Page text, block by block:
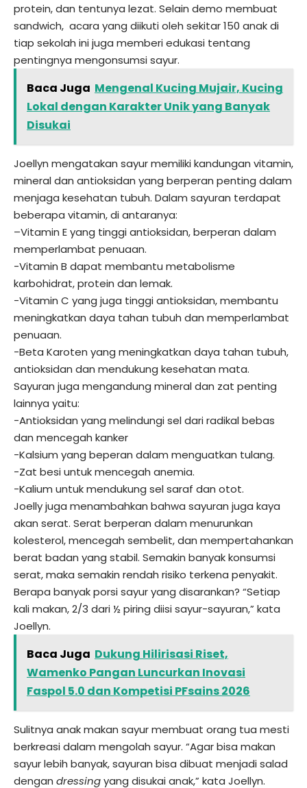
protein, dan tentunya lezat. Selain demo membuat
sandwich, acara yang diikuti oleh sekitar 150 anak di
tiap sekolah ini juga memberi edukasi tentang
pentingnya mengonsumsi sayur.
Baca Juga Mengenal Kucing Mujair, Kucing
Lokal dengan Karakter Unik yang Banyak
Disukai
Joellyn mengatakan sayur memiliki kandungan vitamin,
mineral dan antioksidan yang berperan penting dalam
menjaga kesehatan tubuh. Dalam sayuran terdapat
beberapa vitamin, di antaranya:
–Vitamin E yang tinggi antioksidan, berperan dalam
memperlambat penuaan.
-Vitamin B dapat membantu metabolisme
karbohidrat, protein dan lemak.
-Vitamin C yang juga tinggi antioksidan, membantu
meningkatkan daya tahan tubuh dan memperlambat
penuaan.
-Beta Karoten yang meningkatkan daya tahan tubuh,
antioksidan dan mendukung kesehatan mata.
Sayuran juga mengandung mineral dan zat penting
lainnya yaitu:
-Antioksidan yang melindungi sel dari radikal bebas
dan mencegah kanker
-Kalsium yang beperan dalam menguatkan tulang.
-Zat besi untuk mencegah anemia.
-Kalium untuk mendukung sel saraf dan otot.
Joelly juga menambahkan bahwa sayuran juga kaya
akan serat. Serat berperan dalam menurunkan
kolesterol, mencegah sembelit, dan mempertahankan
berat badan yang stabil. Semakin banyak konsumsi
serat, maka semakin rendah risiko terkena penyakit.
Berapa banyak porsi sayur yang disarankan? “Setiap
kali makan, 2/3 dari ½ piring diisi sayur-sayuran,” kata
Joellyn.
Baca Juga Dukung Hilirisasi Riset,
Wamenko Pangan Luncurkan Inovasi
Faspol 5.0 dan Kompetisi PFsains 2026
Sulitnya anak makan sayur membuat orang tua mesti
berkreasi dalam mengolah sayur. “Agar bisa makan
sayur lebih banyak, sayuran bisa dibuat menjadi salad
dengan dressingyang disukai anak,” kata Joellyn.